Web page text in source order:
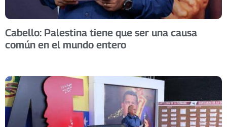
Cabello: Palestina tiene que ser una causa
común en el mundo entero